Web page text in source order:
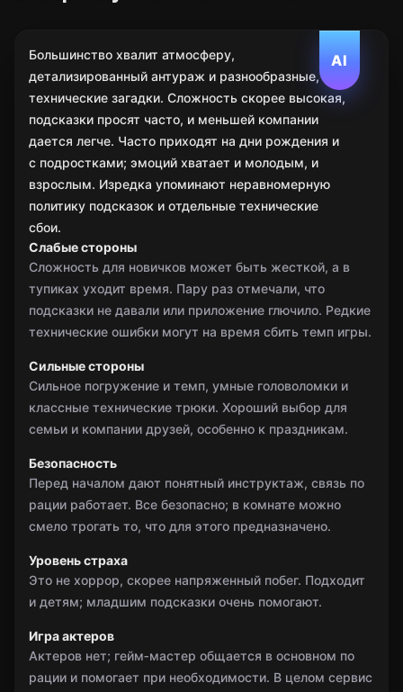
AI
Большинство хвалит атмосферу,
детализированный антураж и разнообразные,
технические загадки. Сложность скорее высокая,
подсказки просят часто, и меньшей компании
дается легче. Часто приходят на дни рождения и
с подростками; эмоций хватает и молодым, и
взрослым. Изредка упоминают неравномерную
политику подсказок и отдельные технические
сбои.
Слабые стороны
Сложность для новичков может быть жесткой, а в
тупиках уходит время. Пару раз отмечали, что
подсказки не давали или приложение глючило. Редкие
технические ошибки могут на время сбить темп игры.
Сильные стороны
Сильное погружение и темп, умные головоломки и
классные технические трюки. Хороший выбор для
семьи и компании друзей, особенно к праздникам.
Безопасность
Перед началом дают понятный инструктаж, связь по
рации работает. Все безопасно; в комнате можно
смело трогать то, что для этого предназначено.
Уровень страха
Это не хоррор, скорее напряженный побег. Подходит
и детям; младшим подсказки очень помогают.
Игра актеров
Актеров нет; гейм‑мастер общается в основном по
рации и помогает при необходимости. В целом сервис